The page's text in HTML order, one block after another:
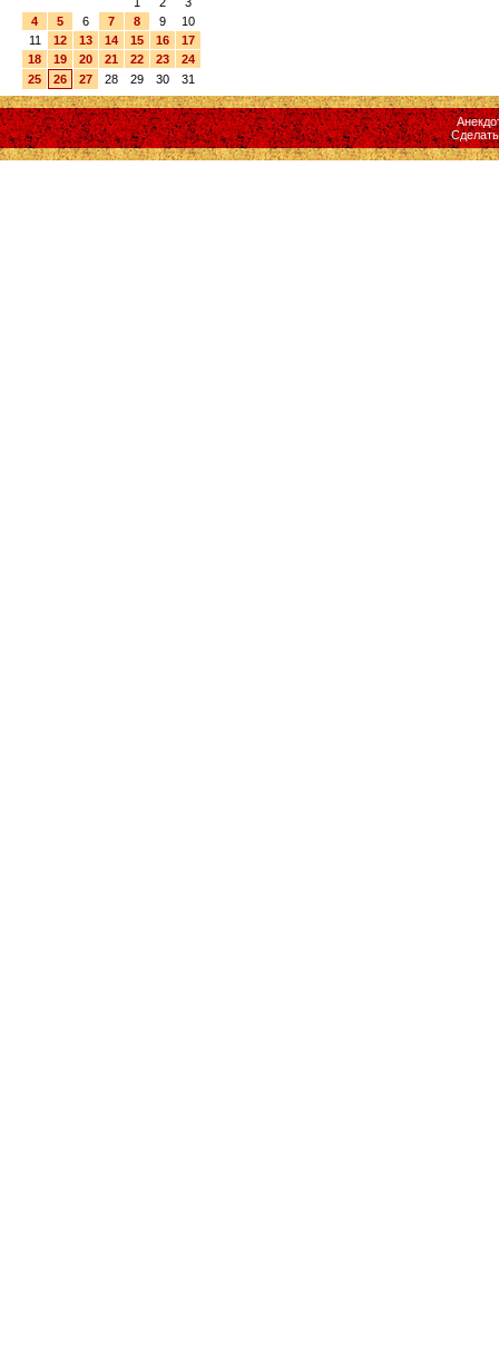
4
5 6 7 8 9
10
11
12 13 14 15 16
17
18
19 20 21 22 23
24
25
26 27 28 29 30 31